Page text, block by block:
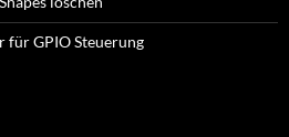
für GPIO Steuerung